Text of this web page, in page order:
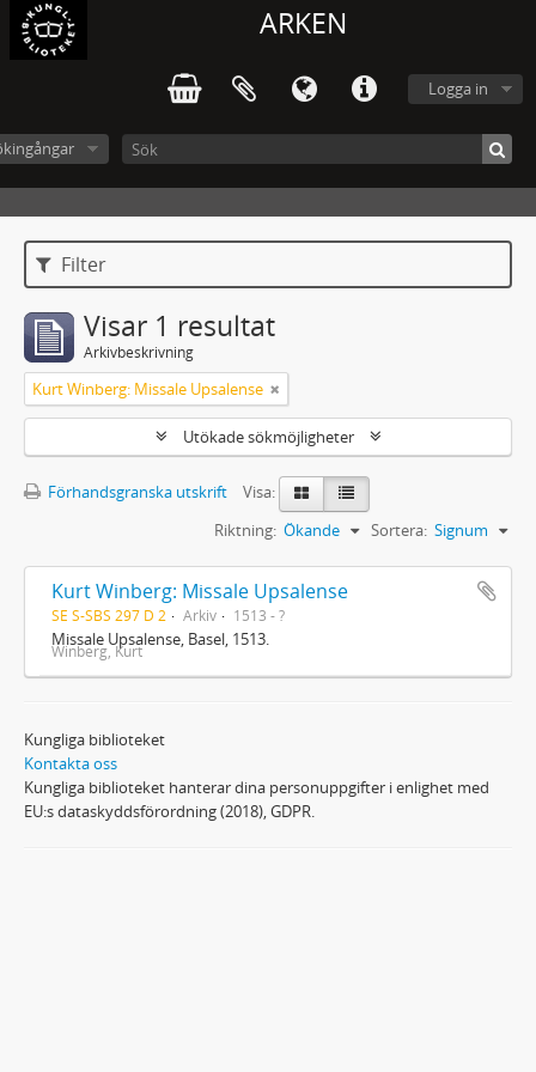
ARKEN
Logga in
Filter
Visar 1 resultat
Arkivbeskrivning
Kurt Winberg: Missale Upsalense
Utökade sökmöjligheter
Förhandsgranska utskrift
Visa:
Sortera: Signum
Riktning: Ökande
Kurt Winberg: Missale Upsalense
SE S-SBS 297 D 2 Arkiv 1513 - ?
Missale Upsalense, Basel, 1513.
Winberg, Kurt
Kungliga biblioteket
Kontakta oss
Kungliga biblioteket hanterar dina personuppgifter i enlighet med
EU:s dataskyddsförordning (2018), GDPR.